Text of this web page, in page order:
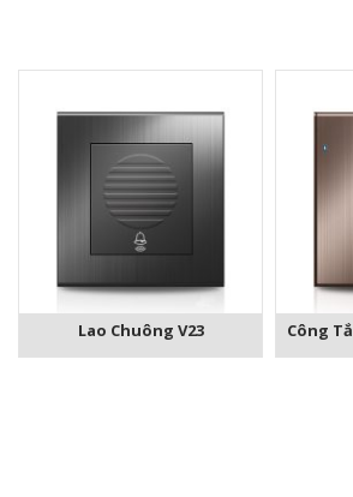
Lao Chuông V23 Công